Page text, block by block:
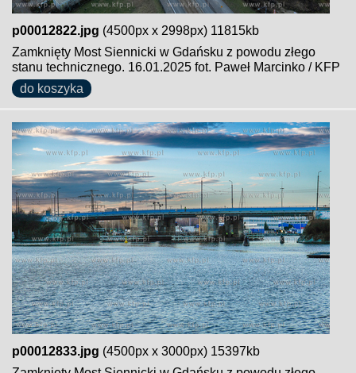
p00012822.jpg (4500px x 2998px) 11815kb
Zamknięty Most Siennicki w Gdańsku z powodu złego
stanu technicznego. 16.01.2025 fot. Paweł Marcinko / KFP
do koszyka
p00012833.jpg (4500px x 3000px) 15397kb